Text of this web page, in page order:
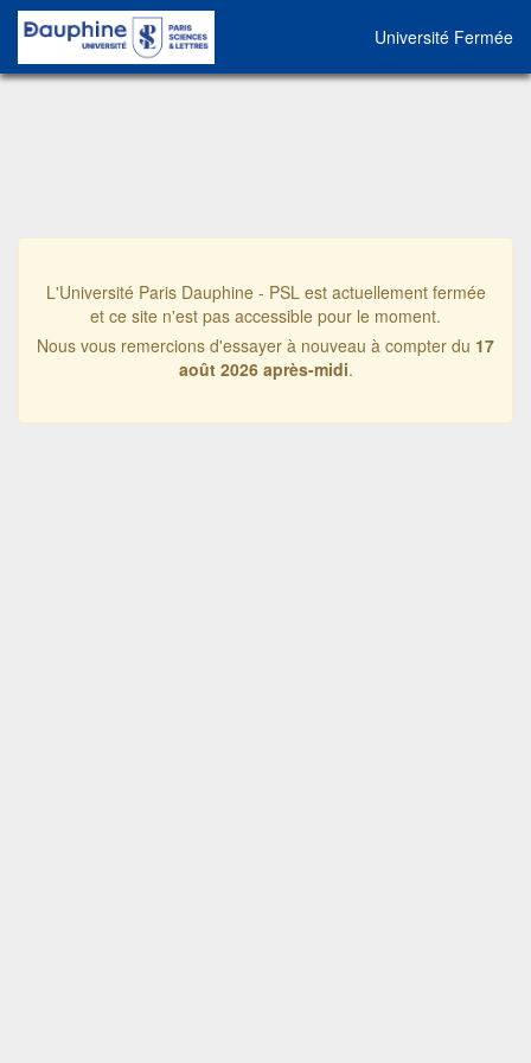
Université Fermée
L'Université Paris Dauphine - PSL est actuellement fermée
et ce site n'est pas accessible pour le moment.
Nous vous remercions d'essayer à nouveau à compter du 17
août 2026 après-midi.